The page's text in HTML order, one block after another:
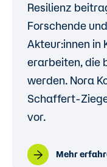
Resilienz
Forschende
Akteur:innen in
erarbeiten, die
werden. Nora
Schaffert-
vor.
Mehr